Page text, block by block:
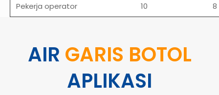
Pekerja operator 10 8
AIR GARIS BOTOL
APLIKASI